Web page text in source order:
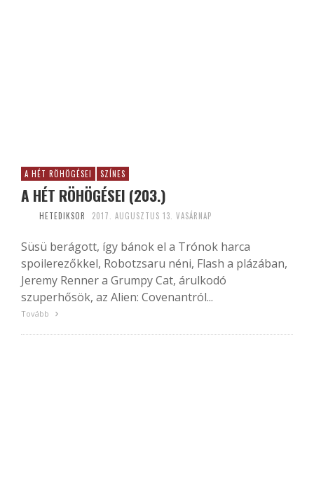
A HÉT RÖHÖGÉSEI SZÍNES
A HÉT RÖHÖGÉSEI (203.)
HETEDIKSOR 2017. AUGUSZTUS 13. VASÁRNAP
Süsü berágott, így bánok el a Trónok harca
spoilerezőkkel, Robotzsaru néni, Flash a plázában,
Jeremy Renner a Grumpy Cat, árulkodó
szuperhősök, az Alien: Covenantról...
Tovább